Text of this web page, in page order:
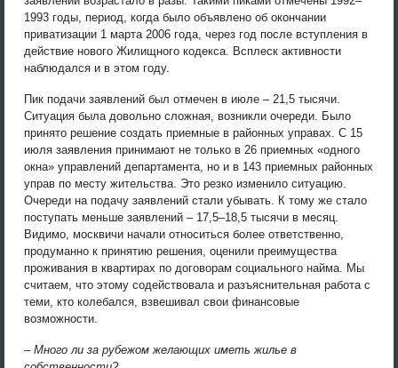
1993 годы, период, когда было объявлено об окончании
приватизации 1 марта 2006 года, через год после вступления в
действие нового Жилищного кодекса. Всплеск активности
наблюдался и в этом году.
Пик подачи заявлений был отмечен в июле – 21,5 тысячи.
Ситуация была довольно сложная, возникли очереди. Было
принято решение создать приемные в районных управах. С 15
июля заявления принимают не только в 26 приемных «одного
окна» управлений департамента, но и в 143 приемных районных
управ по месту жительства. Это резко изменило ситуацию.
Очереди на подачу заявлений стали убывать. К тому же стало
поступать меньше заявлений – 17,5–18,5 тысячи в месяц.
Видимо, москвичи начали относиться более ответственно,
продуманно к принятию решения, оценили преимущества
проживания в квартирах по договорам социального найма. Мы
считаем, что этому содействовала и разъяснительная работа с
теми, кто колебался, взвешивал свои финансовые
возможности.
– Много ли за рубежом желающих иметь жилье в